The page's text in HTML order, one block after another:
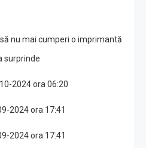
nu mai cumperi o imprimantă
surprinde
2024 ora 06:20
2024 ora 17:41
2024 ora 17:41